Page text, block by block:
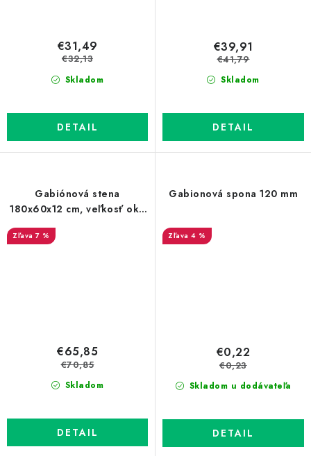
Skladom
€31,49
€32,13
DETAIL
Skladom
€39,91
€41,79
DETAIL
Gabiónová stena
180x60x12 cm, veľkosť oka
100x37,5 mm
7 %
Skladom
€65,85
€70,85
DETAIL
Gabionová spona 120 mm
4 %
Skladom u dodávateľa
€0,22
€0,23
DETAIL